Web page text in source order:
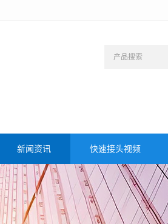
新闻资讯 快速接头视频